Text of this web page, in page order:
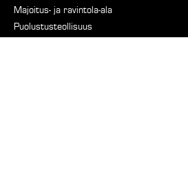
Majoitus- ja ravintola-ala
Puolustusteollisuus